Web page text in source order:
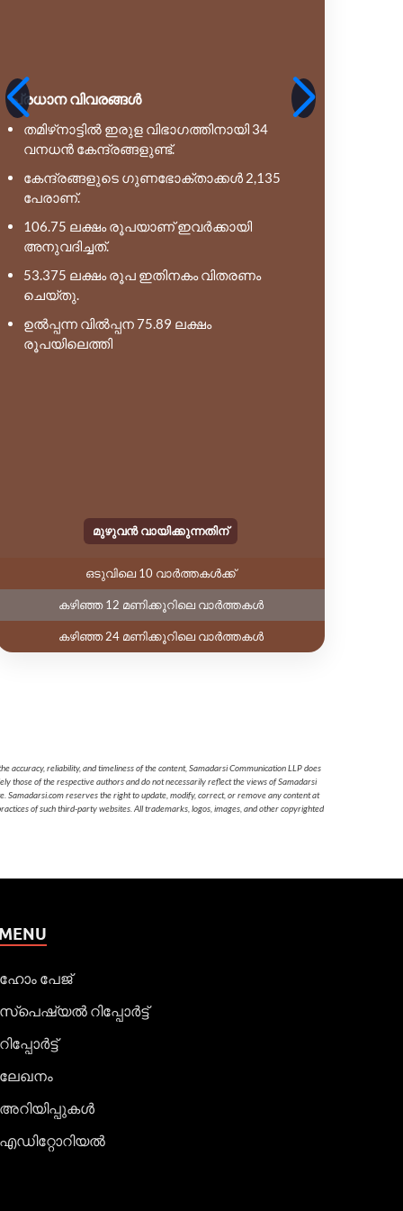
പ്രധാന വിവരങ്ങൾ
തമിഴ്‌നാട്ടിൽ ഇരുള വിഭാഗത്തിനായി 34
വനധൻ കേന്ദ്രങ്ങളുണ്ട്.
കേന്ദ്രങ്ങളുടെ ഗുണഭോക്താക്കൾ 2,135
പേരാണ്.
106.75 ലക്ഷം രൂപയാണ് ഇവർക്കായി
അനുവദിച്ചത്.
53.375 ലക്ഷം രൂപ ഇതിനകം വിതരണം
ചെയ്തു.
ഉൽപ്പന്ന വിൽപ്പന 75.89 ലക്ഷം
രൂപയിലെത്തി
മുഴുവൻ വായിക്കുന്നതിന്
ഒടുവിലെ 10 വാർത്തകൾക്ക്
കഴിഞ്ഞ 12 മണിക്കൂറിലെ വാർത്തകൾ
കഴിഞ്ഞ 24 മണിക്കൂറിലെ വാർത്തകൾ
reliability, and timeliness of the content, Samadarsi Communication LLP does
those of the respective authors and do not necessarily reflect the views of Samadarsi
Samadarsi.com reserves the right to update, modify, correct, or remove any content at
of such third-party websites. All trademarks, logos, images, and other copyrighted
MENU
ഹോം പേജ്
സ്പെഷ്യൽ റിപ്പോര്‍ട്ട്
റിപ്പോര്‍ട്ട്
ലേഖനം
അറിയിപ്പുകള്‍
എഡിറ്റോറിയല്‍